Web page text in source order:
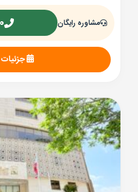
مشاوره رایگان
جزئیات